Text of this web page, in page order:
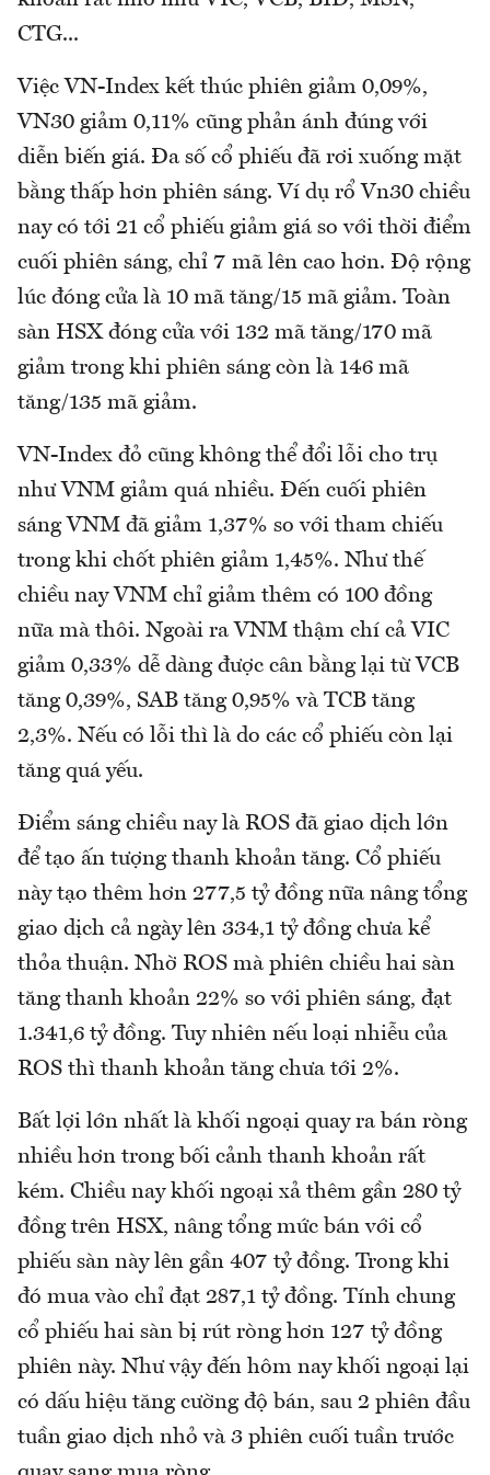
CTG...
Việc VN-Index kết thúc phiên giảm 0,09%,
VN30 giảm 0,11% cũng phản ánh đúng với
diễn biến giá. Đa số cổ phiếu đã rơi xuống mặt
bằng thấp hơn phiên sáng. Ví dụ rổ Vn30 chiều
nay có tới 21 cổ phiếu giảm giá so với thời điểm
cuối phiên sáng, chỉ 7 mã lên cao hơn. Độ rộng
lúc đóng cửa là 10 mã tăng/15 mã giảm. Toàn
sàn HSX đóng cửa với 132 mã tăng/170 mã
giảm trong khi phiên sáng còn là 146 mã
tăng/135 mã giảm.
VN-Index đỏ cũng không thể đổi lỗi cho trụ
như VNM giảm quá nhiều. Đến cuối phiên
sáng VNM đã giảm 1,37% so với tham chiếu
trong khi chốt phiên giảm 1,45%. Như thế
chiều nay VNM chỉ giảm thêm có 100 đồng
nữa mà thôi. Ngoài ra VNM thậm chí cả VIC
giảm 0,33% dễ dàng được cân bằng lại từ VCB
tăng 0,39%, SAB tăng 0,95% và TCB tăng
2,3%. Nếu có lỗi thì là do các cổ phiếu còn lại
tăng quá yếu.
Điểm sáng chiều nay là ROS đã giao dịch lớn
để tạo ấn tượng thanh khoản tăng. Cổ phiếu
này tạo thêm hơn 277,5 tỷ đồng nữa nâng tổng
giao dịch cả ngày lên 334,1 tỷ đồng chưa kể
thỏa thuận. Nhờ ROS mà phiên chiều hai sàn
tăng thanh khoản 22% so với phiên sáng, đạt
1.341,6 tỷ đồng. Tuy nhiên nếu loại nhiễu của
ROS thì thanh khoản tăng chưa tới 2%.
Bất lợi lớn nhất là khối ngoại quay ra bán ròng
nhiều hơn trong bối cảnh thanh khoản rất
kém. Chiều nay khối ngoại xả thêm gần 280 tỷ
đồng trên HSX, nâng tổng mức bán với cổ
phiếu sàn này lên gần 407 tỷ đồng. Trong khi
đó mua vào chỉ đạt 287,1 tỷ đồng. Tính chung
cổ phiếu hai sàn bị rút ròng hơn 127 tỷ đồng
phiên này. Như vậy đến hôm nay khối ngoại lại
có dấu hiệu tăng cường độ bán, sau 2 phiên đầu
tuần giao dịch nhỏ và 3 phiên cuối tuần trước